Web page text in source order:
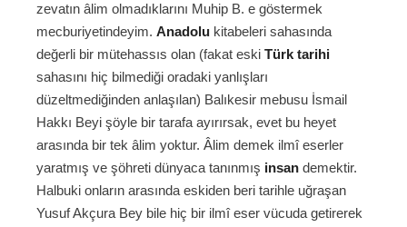
zevatın âlim olmadıklarını Muhip B. e göstermek
mecburiyetindeyim. Anadolu kitabeleri sahasında
değerli bir mütehassıs olan (fakat eski Türk tarihi
sahasını hiç bilmediği oradaki yanlışları
düzeltmediğinden anlaşılan) Balıkesir mebusu İsmail
Hakkı Beyi şöyle bir tarafa ayırırsak, evet bu heyet
arasında bir tek âlim yoktur. Âlim demek ilmî eserler
yaratmış ve şöhreti dünyaca tanınmış insan demektir.
Halbuki onların arasında eskiden beri tarihle uğraşan
Yusuf Akçura Bey bile hiç bir ilmî eser vücuda getirerek